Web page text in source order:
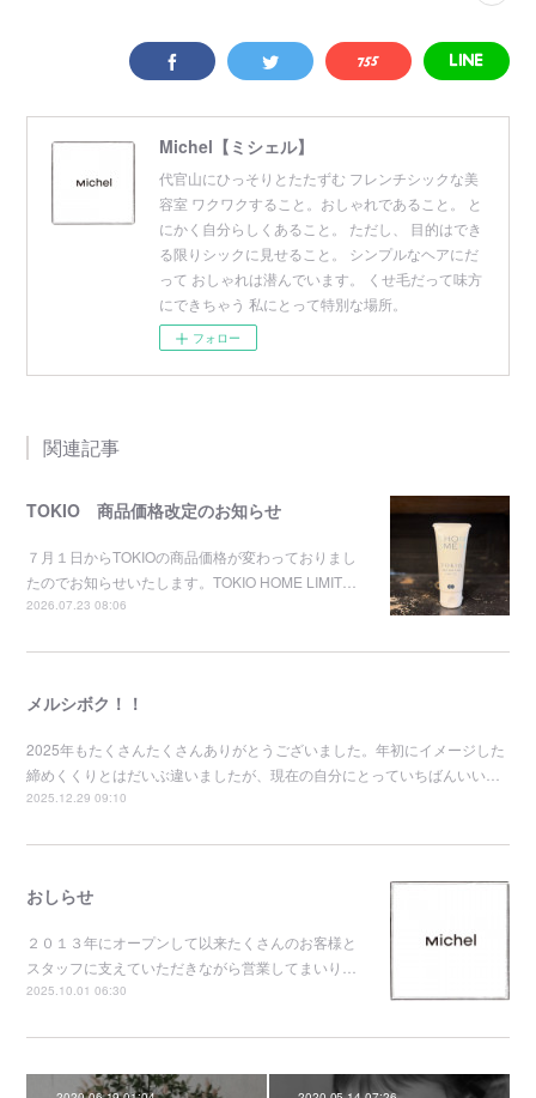
Michel【ミシェル】
代官山にひっそりとたたずむ フレンチシックな美
容室 ワクワクすること。おしゃれであること。 と
にかく自分らしくあること。 ただし、 目的はでき
る限りシックに見せること。 シンプルなヘアにだ
って おしゃれは潜んでいます。 くせ毛だって味方
にできちゃう 私にとって特別な場所。
フォロー
関連記事
TOKIO 商品価格改定のお知らせ
７月１日からTOKIOの商品価格が変わっておりまし
たのでお知らせいたします。TOKIO HOME LIMIT…
2026.07.23 08:06
メルシボク！！
2025年もたくさんたくさんありがとうございました。年初にイメージした
締めくくりとはだいぶ違いましたが、現在の自分にとっていちばんいい…
2025.12.29 09:10
おしらせ
２０１３年にオープンして以来たくさんのお客様と
スタッフに支えていただきながら営業してまいり…
2025.10.01 06:30